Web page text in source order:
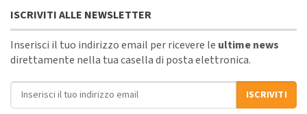
ISCRIVITI ALLE NEWSLETTER
Inserisci il tuo indirizzo email per ricevere le ultime news
direttamente nella tua casella di posta elettronica.
Indirizzo email
ISCRIVITI